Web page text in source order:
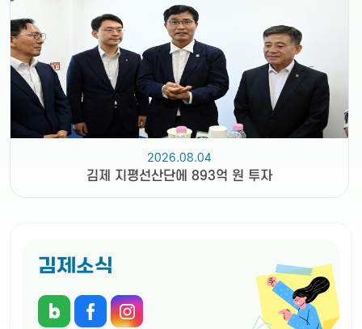
2026.08.04
김제 지평선산단에 893억 원 투자
김제소식